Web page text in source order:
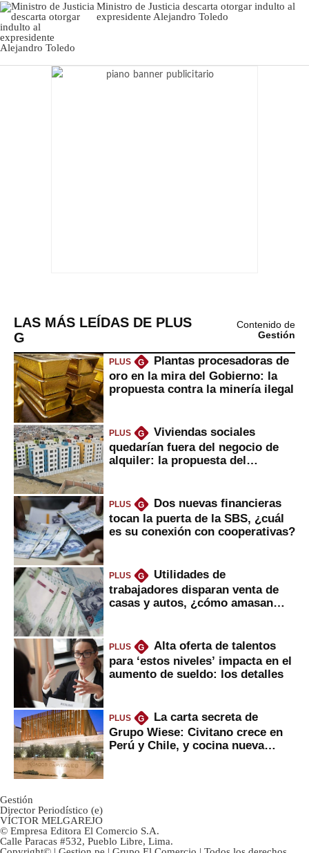
Ministro de Justicia descarta otorgar indulto al
expresidente Alejandro Toledo
LAS MÁS LEÍDAS DE PLUS
G
Contenido de
Gestión
PLUS G
Plantas procesadoras de
oro en la mira del Gobierno: la
propuesta contra la minería ilegal
PLUS G
Viviendas sociales
quedarían fuera del negocio de
alquiler: la propuesta del
PLUS G
Dos nuevas financieras
tocan la puerta de la SBS, ¿cuál
es su conexión con cooperativas?
PLUS G
Utilidades de
trabajadores disparan venta de
casas y autos, ¿cómo amasan
PLUS G
Alta oferta de talentos
para ‘estos niveles’ impacta en el
aumento de sueldo: los detalles
PLUS G
La carta secreta de
Grupo Wiese: Civitano crece en
Perú y Chile, y cocina nueva
Gestión
Director Periodístico (e)
VÍCTOR MELGAREJO
© Empresa Editora El Comercio S.A.
Calle Paracas #532, Pueblo Libre, Lima.